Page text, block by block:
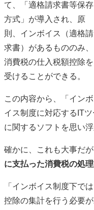
て、「適格請求書等保存
方式」が導入され、原
則、インボイス（適格請
求書）があるもののみ、
消費税の仕入税額控除を
受けることができる。
この内容から、「インボ
イス制度に対応するIT
に関するソフトを思い
確かに、これも大事だ
に支払った消費税の処
「インボイス制度下で
控除の集計を行う必要